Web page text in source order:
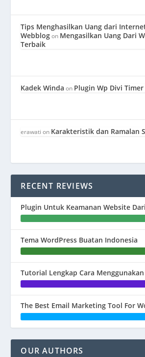
Tips Menghasilkan Uang dari
Webblogon Mengasilkan Uang Dari
Terbaik
Kadek Winda on Plugin Wp Divi
erawati on Karakteristik dan Ramalan
RECENT REVIEWS
Plugin Untuk Keamanan Website
Tema WordPress Buatan Indonesia
Tutorial Lengkap Cara Menggunakan
The Best Email Marketing Tool For
OUR AUTHORS